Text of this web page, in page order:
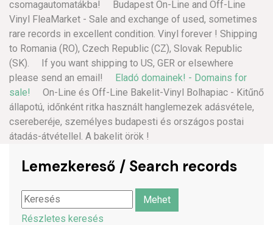
csomagautomatákba! Budapest On-Line and Off-Line
Vinyl FleaMarket - Sale and exchange of used, sometimes
rare records in excellent condition. Vinyl forever ! Shipping
to Romania (RO), Czech Republic (CZ), Slovak Republic
(SK). If you want shipping to US, GER or elsewhere
please send an email! Eladó domainek! - Domains for
sale!
On-Line és Off-Line Bakelit-Vinyl Bolhapiac - Kitűnő
állapotú, időnként ritka használt hanglemezek adásvétele,
csereberéje, személyes budapesti és országos postai
átadás-átvétellel. A bakelit örök !
Lemezkereső / Search records
Részletes keresés